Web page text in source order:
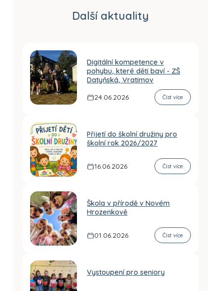
Další aktuality
Digitální kompetence v
pohybu, které děti baví - ZŠ
Datyňská, Vratimov
24.06.2026
Číst více
Přijetí do školní družiny pro
školní rok 2026/2027
16.06.2026 Číst více
Škola v přírodě v Novém
Hrozenkově
01.06.2026 Číst více
Vystoupení pro seniory